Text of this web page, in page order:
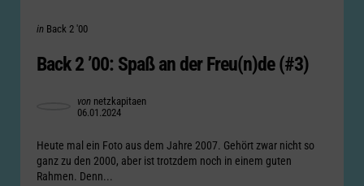
Categories
Posted
in Back 2 '00
Back 2 ’00: Spaß an der Freu(n)de (#3)
Posted
by
von netzkapitaen
06.01.2024
Heute mal ein Foto aus dem Jahre 2007. Gehört zwar nicht so
ganz zu den 2000, aber ist trotzdem noch in einem guten
Rahmen. Denn...